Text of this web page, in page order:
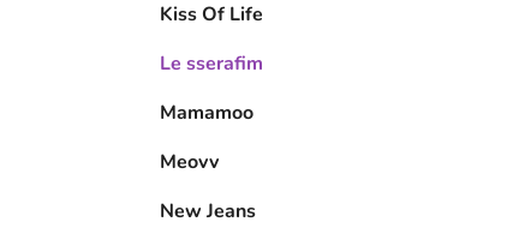
Kiss Of Life
Le sserafim
Mamamoo
Meovv
New Jeans